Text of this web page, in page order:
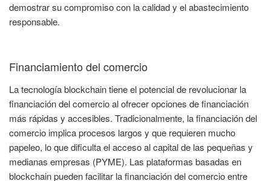
demostrar su compromiso con la calidad y el abastecimiento
responsable.
Financiamiento del comercio
La tecnología blockchain tiene el potencial de revolucionar la
financiación del comercio al ofrecer opciones de financiación
más rápidas y accesibles. Tradicionalmente, la financiación del
comercio implica procesos largos y que requieren mucho
papeleo, lo que dificulta el acceso al capital de las pequeñas y
medianas empresas (PYME). Las plataformas basadas en
blockchain pueden facilitar la financiación del comercio entre